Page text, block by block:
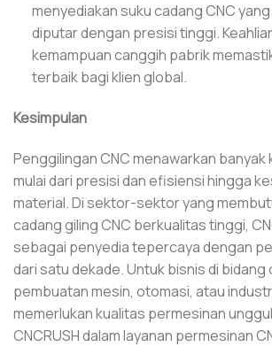
menyediakan suku cadang CNC
diputar dengan presisi tinggi.
kemampuan canggih pabrik
terbaik bagi klien global.
Kesimpulan
Penggilingan CNC menawarkan banyak
mulai dari presisi dan efisiensi hingga
material. Di sektor-sektor yang
cadang giling CNC berkualitas tinggi,
sebagai penyedia tepercaya dengan
dari satu dekade. Untuk bisnis di bidang
pembuatan mesin, otomasi, atau
memerlukan kualitas permesinan
CNCRUSH dalam layanan permesinan